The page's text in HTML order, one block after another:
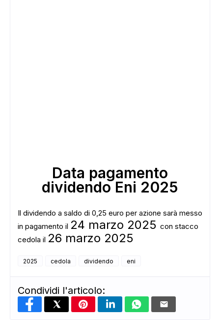
ADS
Data pagamento
dividendo Eni 2025
Il dividendo a saldo di 0,25 euro per azione sarà messo
in pagamento il 24 marzo 2025 con stacco
cedola il 26 marzo 2025
2025 cedola dividendo eni
Condividi l'articolo: